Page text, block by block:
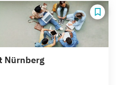
Nürnberg